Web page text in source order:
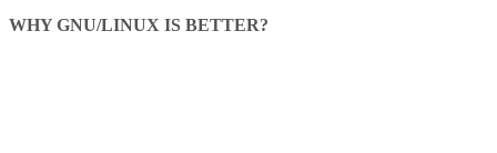
WHY GNU/LINUX IS BETTER?